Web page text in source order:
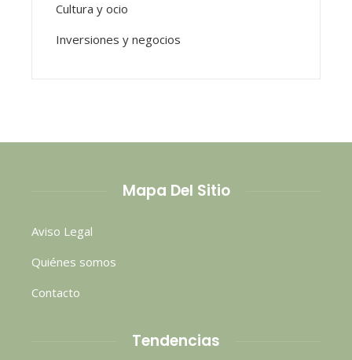
Cultura y ocio
Inversiones y negocios
Mapa Del Sitio
Aviso Legal
Quiénes somos
Contacto
Tendencias